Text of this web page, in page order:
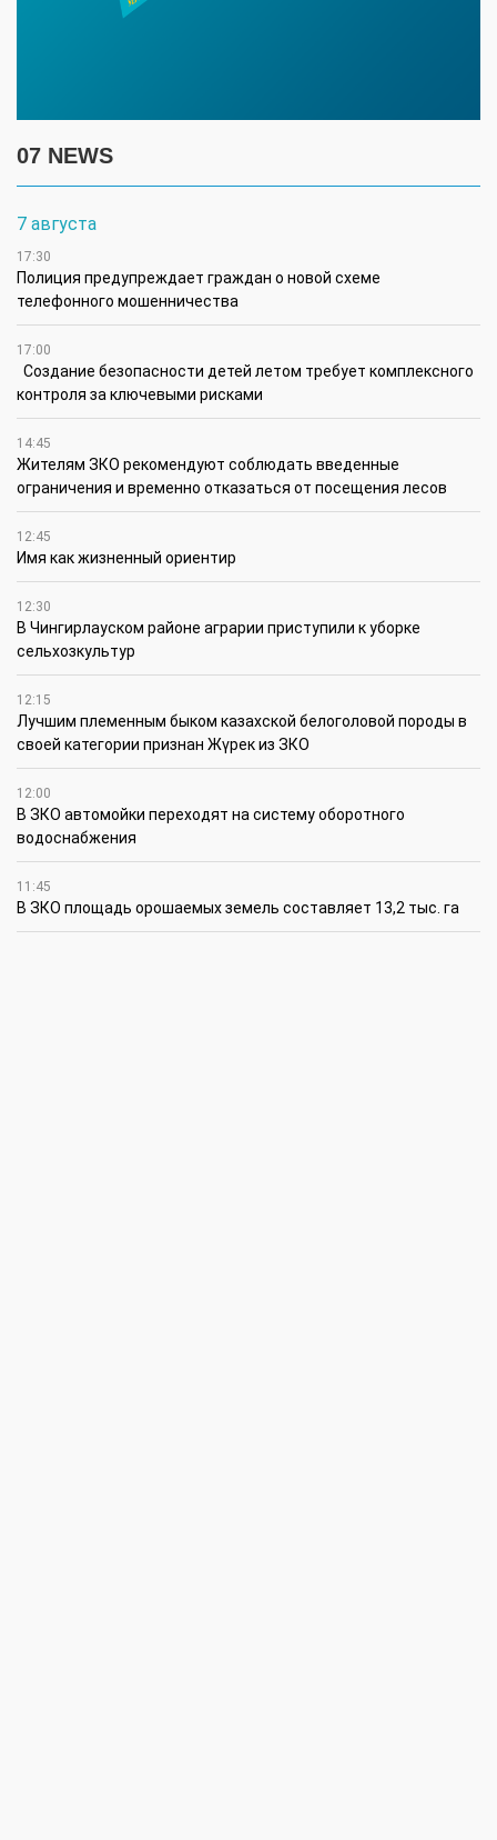
07 NEWS
7 августа
17:30
Полиция предупреждает граждан о новой схеме
телефонного мошенничества
17:00
Создание безопасности детей летом требует комплексного
контроля за ключевыми рисками
14:45
Жителям ЗКО рекомендуют соблюдать введенные
ограничения и временно отказаться от посещения лесов
12:45
Имя как жизненный ориентир
12:30
В Чингирлауском районе аграрии приступили к уборке
сельхозкультур
12:15
Лучшим племенным быком казахской белоголовой породы в
своей категории признан Жүрек из ЗКО
12:00
В ЗКО автомойки переходят на систему оборотного
водоснабжения
11:45
В ЗКО площадь орошаемых земель составляет 13,2 тыс. га